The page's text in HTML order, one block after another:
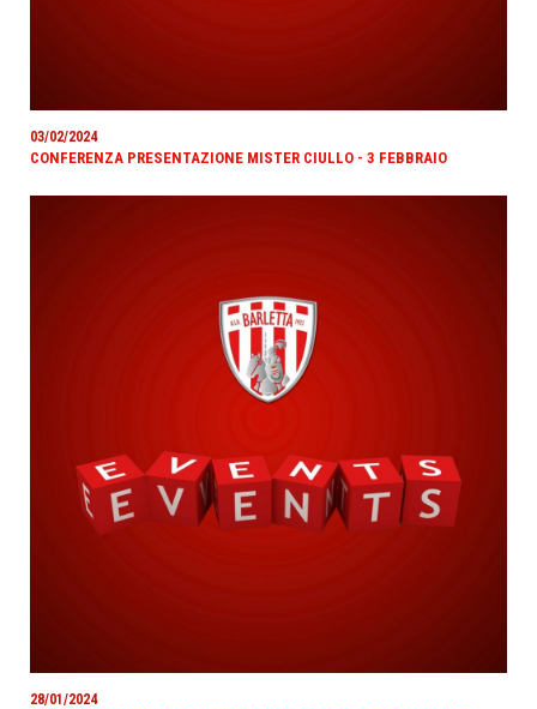
03/02/2024
CONFERENZA PRESENTAZIONE MISTER CIULLO - 3 FEBBRAIO
28/01/2024